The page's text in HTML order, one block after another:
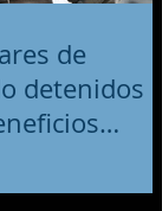
de
detenidos